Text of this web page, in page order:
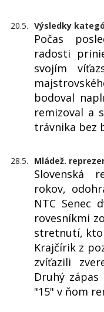
20.5. Výsledky
Počas
radosti
svojím
bodoval
remizoval a
trávnika bez
28.5. Mládež.
Slovenská
rokov,
NTC Senec
rovesníkmi
stretnutí,
Krajčírik z
zvíťazili
Druhý
"15" v ňom